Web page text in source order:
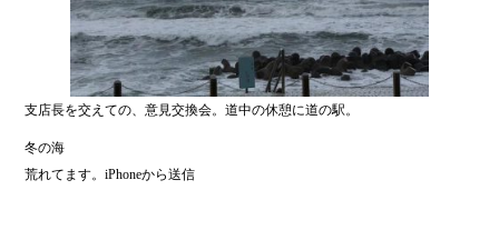
支店長を交えての、意見交換会。道中の休憩に道の駅。
冬の海
荒れてます。iPhoneから送信